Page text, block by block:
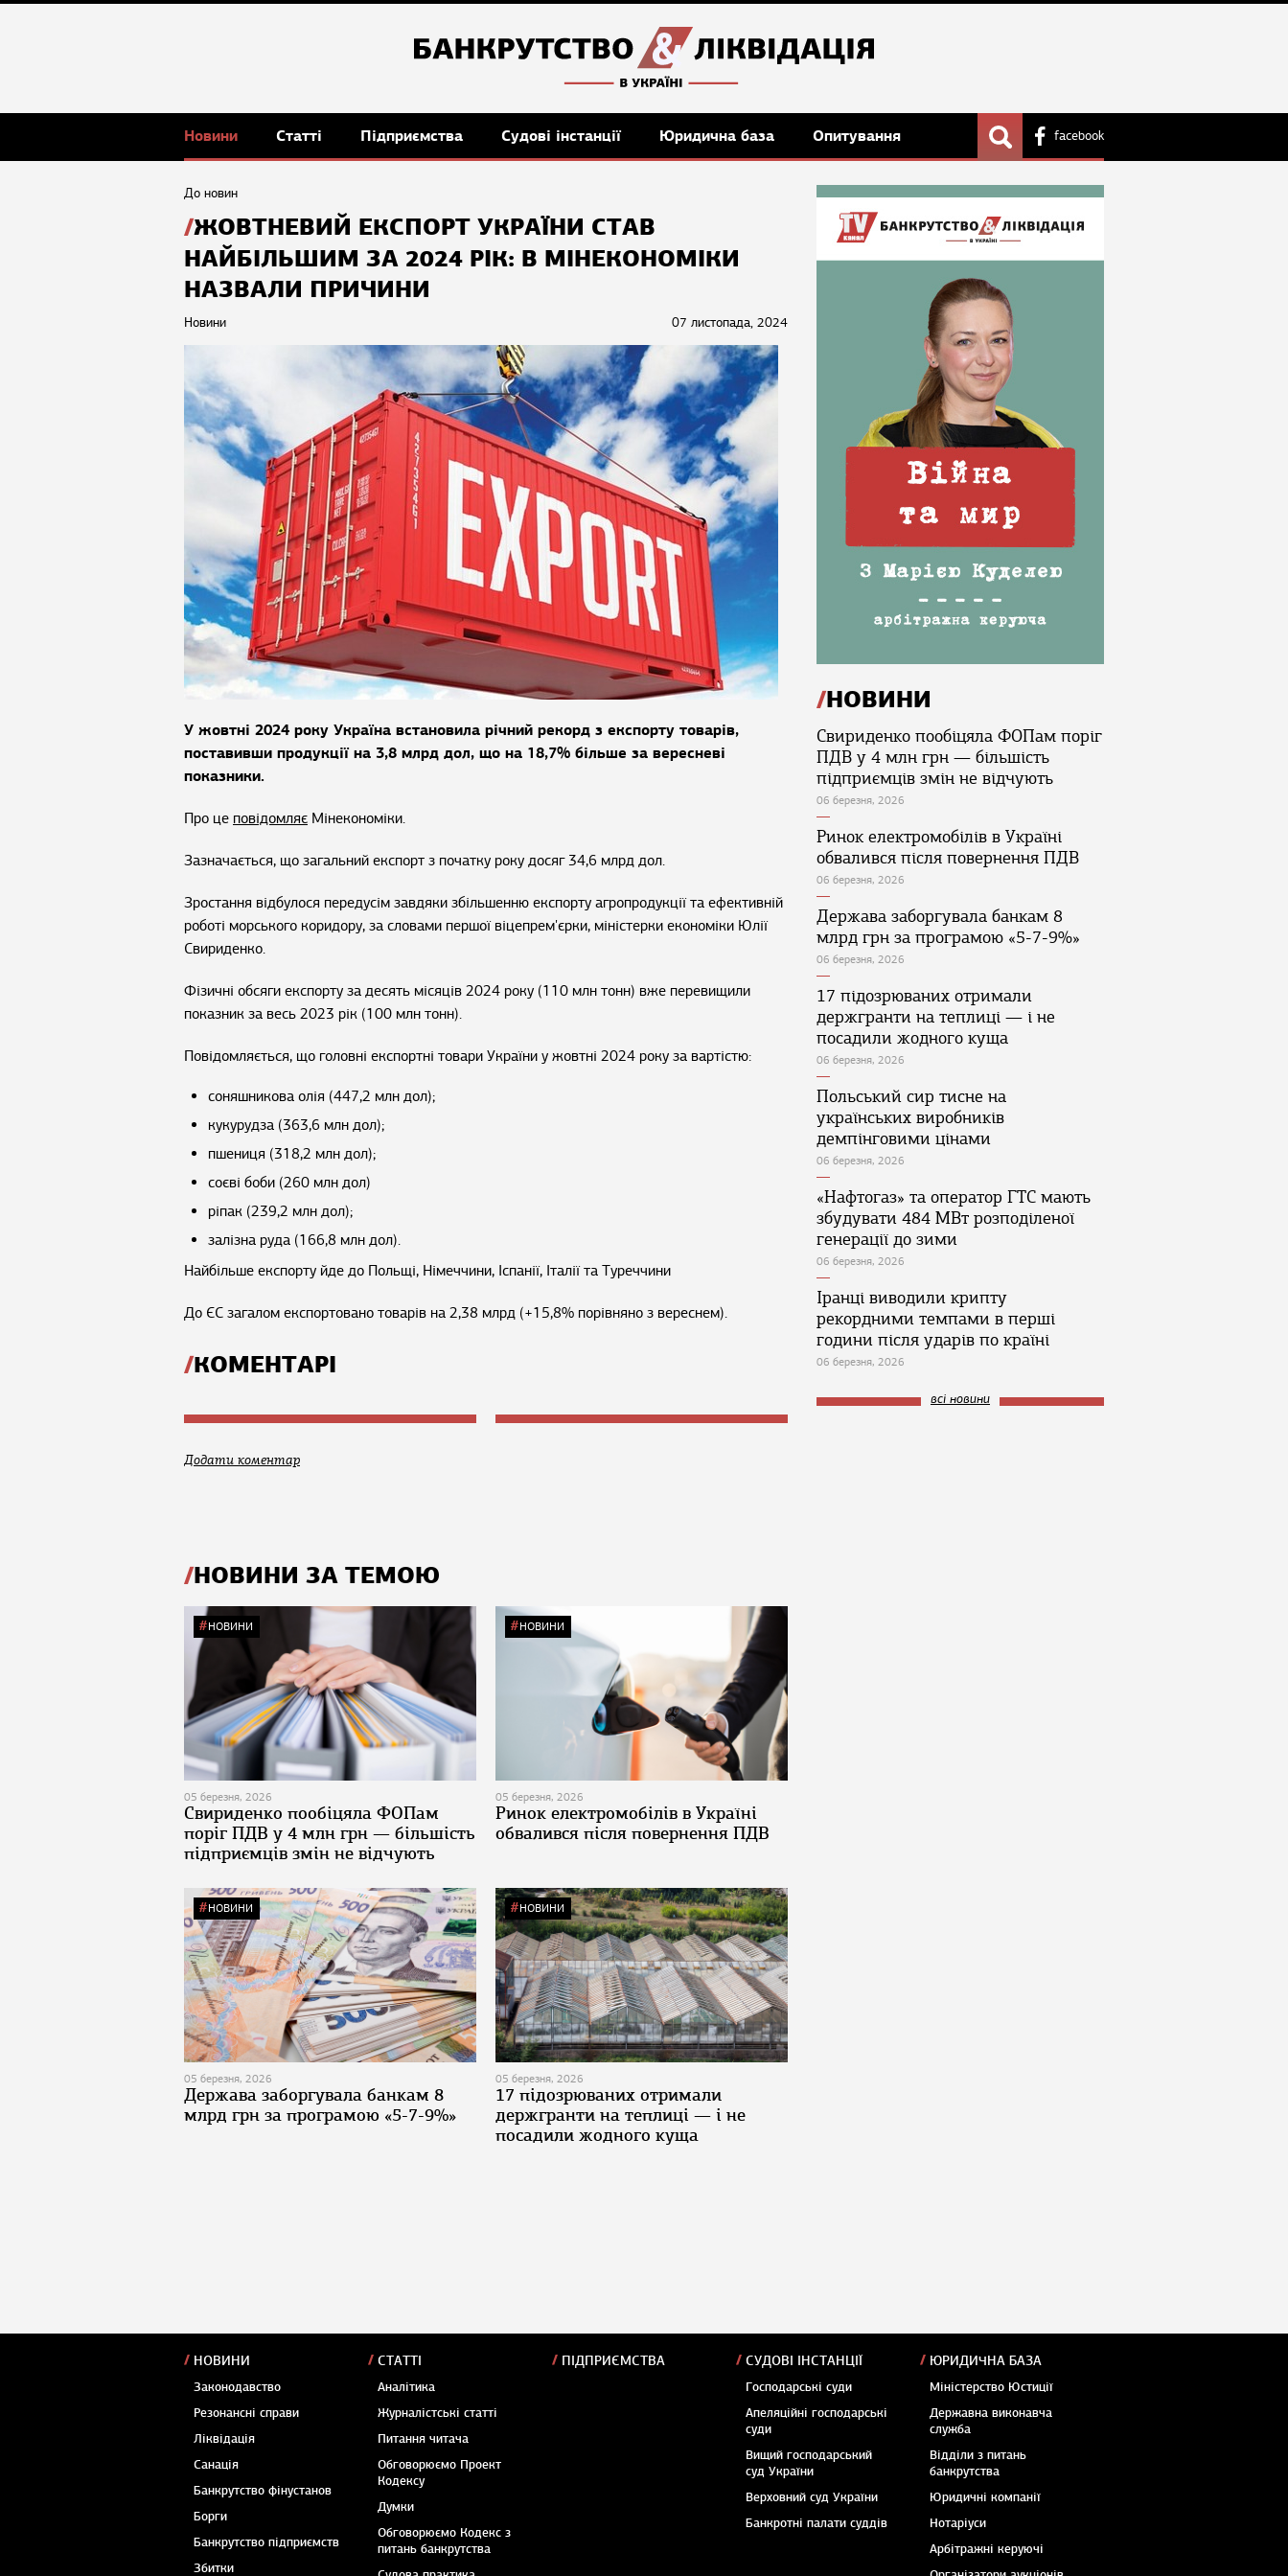
Новини Статті Підприємства Судові інстанції Юридична база Опитування facebook
До новин
ЖОВТНЕВИЙ ЕКСПОРТ УКРАЇНИ СТАВ
НАЙБІЛЬШИМ ЗА 2024 РІК: В МІНЕКОНОМІКИ
НАЗВАЛИ ПРИЧИНИ
07 листопада, 2024
Новини
У жовтні 2024 року Україна встановила річний рекорд з експорту товарів,
поставивши продукції на 3,8 млрд дол, що на 18,7% більше за вересневі
показники.
Про це повідомляє Мінекономіки.
Зазначається, що загальний експорт з початку року досяг 34,6 млрд дол.
Зростання відбулося передусім завдяки збільшенню експорту агропродукції та ефективній
роботі морського коридору, за словами першої віцепрем'єрки, міністерки економіки Юлії
Свириденко.
Фізичні обсяги експорту за десять місяців 2024 року (110 млн тонн) вже перевищили
показник за весь 2023 рік (100 млн тонн).
Повідомляється, що головні експортні товари України у жовтні 2024 року за вартістю:
соняшникова олія (447,2 млн дол);
кукурудза (363,6 млн дол);
пшениця (318,2 млн дол);
соєві боби (260 млн дол)
ріпак (239,2 млн дол);
залізна руда (166,8 млн дол).
Найбільше експорту йде до Польщі, Німеччини, Іспанії, Італії та Туреччини
До ЄС загалом експортовано товарів на 2,38 млрд (+15,8% порівняно з вереснем).
КОМЕНТАРІ
Додати коментар
НОВИНИ ЗА ТЕМОЮ
НОВИНИ
05 березня, 2026
Свириденко пообіцяла ФОПам
поріг ПДВ у 4 млн грн — більшість
підприємців змін не відчують
НОВИНИ
05 березня, 2026
Ринок електромобілів в Україні
обвалився після повернення ПДВ
НОВИНИ
05 березня, 2026
Держава заборгувала банкам 8
млрд грн за програмою «5-7-9%»
НОВИНИ
05 березня, 2026
17 підозрюваних отримали
держгранти на теплиці — і не
посадили жодного куща
НОВИНИ
Свириденко пообіцяла ФОПам поріг
ПДВ у 4 млн грн — більшість
підприємців змін не відчують
06 березня, 2026
Ринок електромобілів в Україні
обвалився після повернення ПДВ
06 березня, 2026
Держава заборгувала банкам 8
млрд грн за програмою «5-7-9%»
06 березня, 2026
17 підозрюваних отримали
держгранти на теплиці — і не
посадили жодного куща
06 березня, 2026
Польський сир тисне на
українських виробників
демпінговими цінами
06 березня, 2026
«Нафтогаз» та оператор ГТС мають
збудувати 484 МВт розподіленої
генерації до зими
06 березня, 2026
Іранці виводили крипту
рекордними темпами в перші
години після ударів по країні
06 березня, 2026
всі новини
НОВИНИ
Законодавство
Резонансні справи
Ліквідація
Санація
Банкрутство фінустанов
Борги
Банкрутство підприємств
Збитки
СТАТТІ
Аналітика
Журналістські статті
Питання читача
Обговорюємо Проект
Кодексу
Думки
Обговорюємо Кодекс з
питань банкрутства
ПІДПРИЄМСТВА СУДОВІ ІНСТАНЦІЇ
Господарські суди
Апеляційні господарські
суди
Вищий господарський
суд України
Верховний суд України
Банкротні палати суддів
ЮРИДИЧНА БАЗА
Міністерство Юстиції
Державна виконавча
служба
Відділи з питань
банкрутства
Юридичні компанії
Нотаріуси
Арбітражні керуючі